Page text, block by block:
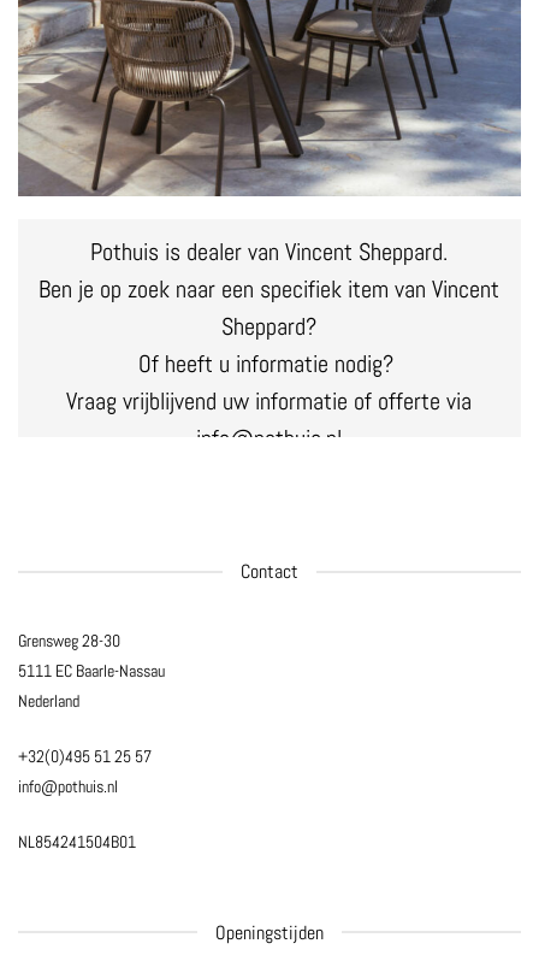
Pothuis is dealer van Vincent Sheppard.
Ben je op zoek naar een specifiek item van Vincent
Sheppard?
Of heeft u informatie nodig?
Vraag vrijblijvend uw informatie of offerte via
info@pothuis.nl
Contact
Grensweg 28-30
5111 EC Baarle-Nassau
Nederland
+32(0)495 51 25 57
info@pothuis.nl
NL854241504B01
Openingstijden